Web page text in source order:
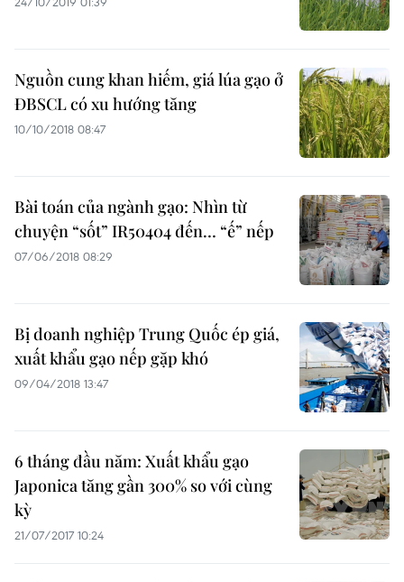
Nguồn cung khan hiếm, giá lúa gạo ở
ĐBSCL có xu hướng tăng
10/10/2018 08:47
Bài toán của ngành gạo: Nhìn từ
chuyện “sốt” IR50404 đến… “ế” nếp
07/06/2018 08:29
Bị doanh nghiệp Trung Quốc ép giá,
xuất khẩu gạo nếp gặp khó
09/04/2018 13:47
6 tháng đầu năm: Xuất khẩu gạo
Japonica tăng gần 300% so với cùng
kỳ
21/07/2017 10:24